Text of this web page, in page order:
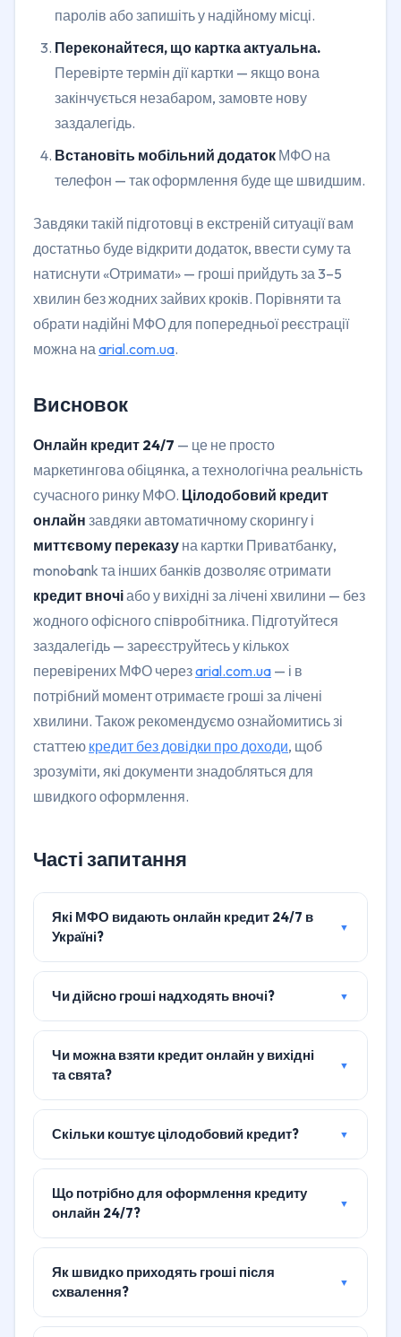
паролів або запишіть у надійному місці.
Переконайтеся, що картка актуальна.
Перевірте термін дії картки — якщо вона
закінчується незабаром, замовте нову
заздалегідь.
Встановіть мобільний додаток МФО на
телефон — так оформлення буде ще швидшим.
Завдяки такій підготовці в екстреній ситуації вам
достатньо буде відкрити додаток, ввести суму та
натиснути «Отримати» — гроші прийдуть за 3–5
хвилин без жодних зайвих кроків. Порівняти та
обрати надійні МФО для попередньої реєстрації
можна на arial.com.ua.
Висновок
Онлайн кредит 24/7 — це не просто
маркетингова обіцянка, а технологічна реальність
сучасного ринку МФО. Цілодобовий кредит
онлайн завдяки автоматичному скорингу і
миттєвому переказу на картки Приватбанку,
monobank та інших банків дозволяє отримати
кредит вночіабо у вихідні за лічені хвилини — без
жодного офісного співробітника. Підготуйтеся
заздалегідь — зареєструйтесь у кількох
перевірених МФО черезarial.com.ua — і в
потрібний момент отримаєте гроші за лічені
хвилини. Також рекомендуємо ознайомитись зі
статтею кредит без довідки про доходи, щоб
зрозуміти, які документи знадобляться для
швидкого оформлення.
Часті запитання
Які МФО видають онлайн кредит 24/7 в
Україні?
Чи дійсно гроші надходять вночі?
Чи можна взяти кредит онлайн у вихідні
та свята?
Скільки коштує цілодобовий кредит?
Що потрібно для оформлення кредиту
онлайн 24/7?
Як швидко приходять гроші після
схвалення?